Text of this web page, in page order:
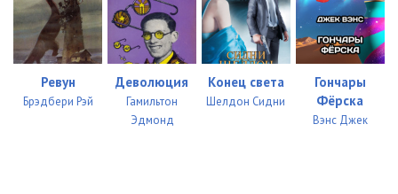
0040 08:52
0041
0042 05:30
Ревун
Брэдбери Рэй
Деволюция
Гамильтон
Эдмонд
Конец света
Шелдон Сидни
Гончары
Фёрска
Вэнс Джек